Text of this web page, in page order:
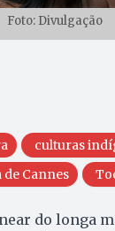
Foto: Divulgação
culturas
de Cannes
do longa